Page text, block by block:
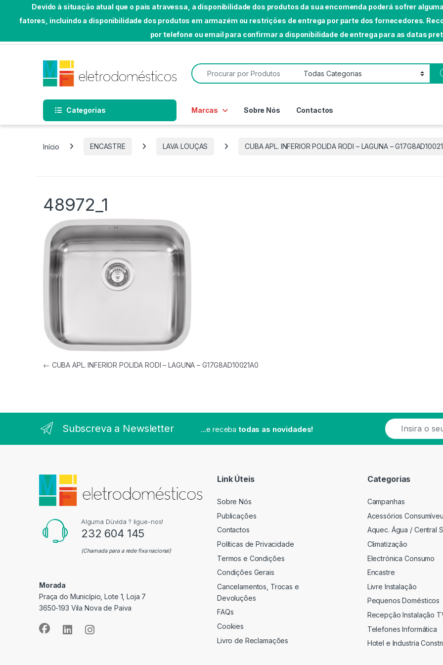
Devido à situação atual que o pais atravessa, a disponibilidade dos produtos da sua encomenda poderá sofrer
fatores, incluindo a disponibilidade dos produtos em armazém ou restrições de entrega por parte dos fornecedores.
por telefone ou email para confirmar a disponibilidade de entrega para as datas
Search for:
Categorias Marcas Sobre Nós Contactos
Início ENCASTRE LAVA LOUÇAS CUBA APL. INFERIOR POLIDA RODI – LAGUNA –
48972_1
Navegação de artigos
← CUBA APL. INFERIOR POLIDA RODI – LAGUNA – G17G8AD10021A0
Subscreva a Newsletter ...e receba todas as novidades!
E
m
a
Alguma Dùvida ? ligue-nos!
232 604 145
(Chamada para a rede fixa nacional)
Morada
Praça do Município, Lote 1, Loja 7
3650-193 Vila Nova de Paiva
Link Úteis
Sobre Nós
Publicações
Contactos
Políticas de Privacidade
Termos e Condições
Condições Gerais
Cancelamentos, Trocas e
Devoluções
FAQs
Cookies
Livro de Reclamações
Categorias
Campanhas
Acessórios
Aquec. Água / Central
Climatização
Electrónica Consumo
Encastre
Livre Instalação
Pequenos Domésticos
Recepção Instalação
Telefones Informática
Hotel e Industria